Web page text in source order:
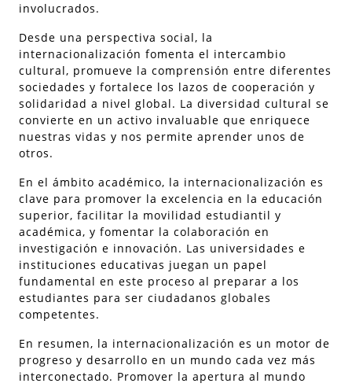
involucrados.
Desde una perspectiva social, la
internacionalización fomenta el intercambio
cultural, promueve la comprensión entre diferentes
sociedades y fortalece los lazos de cooperación y
solidaridad a nivel global. La diversidad cultural se
convierte en un activo invaluable que enriquece
nuestras vidas y nos permite aprender unos de
otros.
En el ámbito académico, la internacionalización es
clave para promover la excelencia en la educación
superior, facilitar la movilidad estudiantil y
académica, y fomentar la colaboración en
investigación e innovación. Las universidades e
instituciones educativas juegan un papel
fundamental en este proceso al preparar a los
estudiantes para ser ciudadanos globales
competentes.
En resumen, la internacionalización es un motor de
progreso y desarrollo en un mundo cada vez más
interconectado. Promover la apertura al mundo